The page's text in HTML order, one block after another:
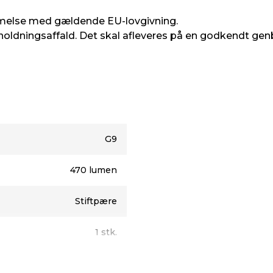
med gældende EU-lovgivning.
Det skal afleveres på en godkendt
G9
470 lumen
Stiftpære
1 stk.